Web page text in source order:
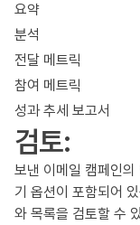
요약
분석
전달 메트릭
참여 메트릭
성과 추세 보고서
검토:
보낸 이메일 캠페인
기 옵션이 포함되어
와 목록을 검토할 수